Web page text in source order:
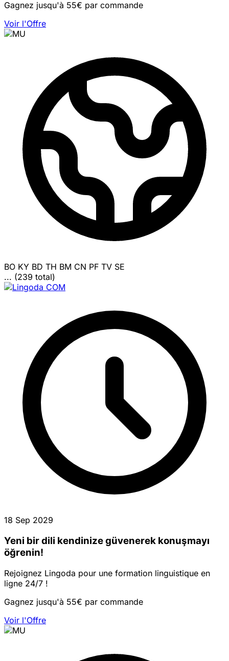
Gagnez jusqu'à 55€ par commande
Voir l'Offre
BO KY BD TH BM CN PF TV SE
... (239 total)
18 Sep 2029
Yeni bir dili kendinize güvenerek konuşmayı
öğrenin!
Rejoignez Lingoda pour une formation linguistique en
ligne 24/7 !
Gagnez jusqu'à 55€ par commande
Voir l'Offre